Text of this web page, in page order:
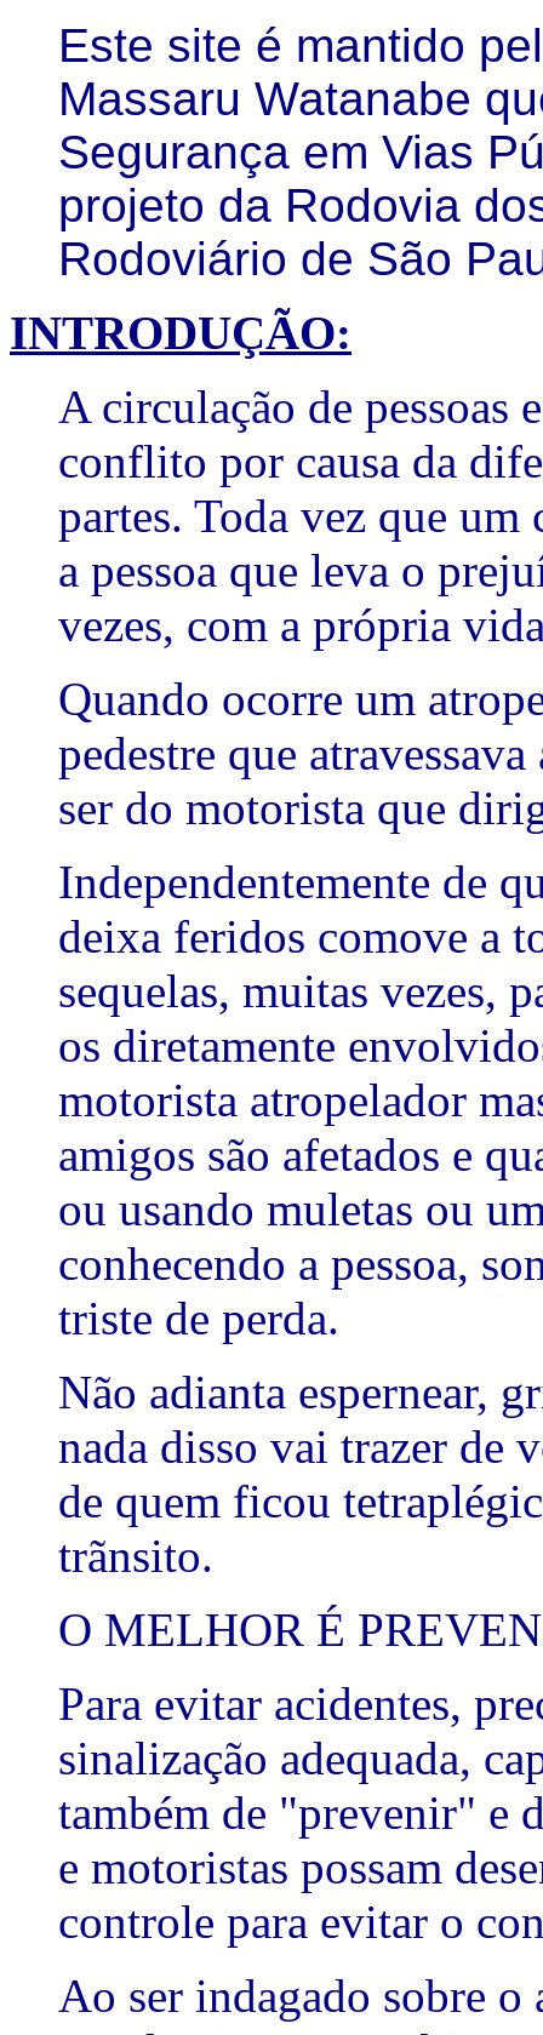
Este site é mantido
Massaru Watanabe
Segurança em Vias
projeto da Rodovia
Rodoviário de São
INTRODUÇÃO:
A circulação de pessoas
conflito por causa da
partes. Toda vez que um
a pessoa que leva o
vezes, com a própria
Quando ocorre um
pedestre que
ser do motorista que
Independentemente de
deixa feridos comove a
sequelas, muitas vezes,
os diretamente
motorista atropelador
amigos são afetados e
ou usando muletas ou
conhecendo a pessoa,
triste de perda.
Não adianta espernear,
nada disso vai trazer de
de quem ficou
trãnsito.
O MELHOR É
Para evitar acidentes,
sinalização adequada,
também de "prevenir" e
e motoristas possam
controle para evitar o
Ao ser indagado sobre o